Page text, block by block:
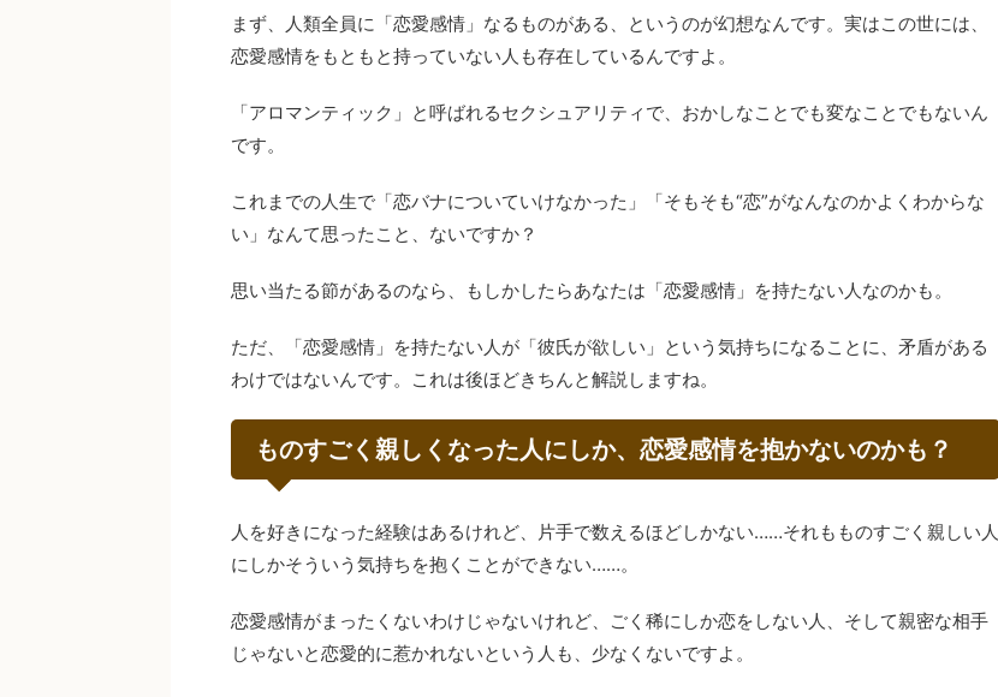
まず、人類全員に「恋愛感情」なるものがある、というのが幻想なんです。実はこの世には、
恋愛感情をもともと持っていない人も存在しているんですよ。
「アロマンティック」と呼ばれるセクシュアリティで、おかしなことでも変なことでもないん
です。
これまでの人生で「恋バナについていけなかった」「そもそも“恋”がなんなのかよくわからな
い」なんて思ったこと、ないですか？
思い当たる節があるのなら、もしかしたらあなたは「恋愛感情」を持たない人なのかも。
ただ、「恋愛感情」を持たない人が「彼氏が欲しい」という気持ちになることに、矛盾がある
わけではないんです。これは後ほどきちんと解説しますね。
ものすごく親しくなった人にしか、恋愛感情を抱かないのかも？
人を好きになった経験はあるけれど、片手で数えるほどしかない……それもものすごく親しい人
にしかそういう気持ちを抱くことができない……。
恋愛感情がまったくないわけじゃないけれど、ごく稀にしか恋をしない人、そして親密な相手
じゃないと恋愛的に惹かれないという人も、少なくないですよ。